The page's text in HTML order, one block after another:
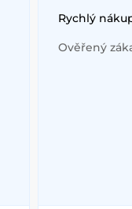
Rychlý
Ověřený